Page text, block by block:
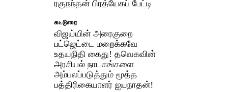
ரகுநந்தன் பிரத்யேகப் பேட்டி
கட்டுரை
விஜய்யின் அரைகுறை
பட்ஜெட்டை மறைக்கவே
உதயநிதி கைது! தவெகவின்
அரசியல் நாடகங்களை
அம்பலப்படுத்தும் மூத்த
பத்திரிகையாளர் ஐயநாதன்!